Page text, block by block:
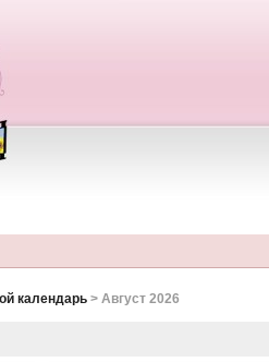
календарь > Август 2026